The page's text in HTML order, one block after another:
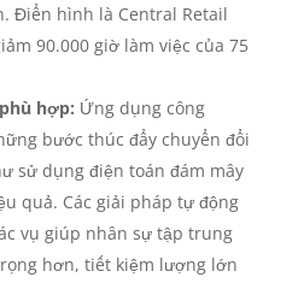
Điển hình là Central Retail
90.000 giờ làm việc của 75
hợp: Ứng dụng công
bước thúc đẩy chuyển đổi
sử dụng điện toán đám mây
quả. Các giải pháp tự động
vụ giúp nhân sự tập trung
hơn, tiết kiệm lượng lớn